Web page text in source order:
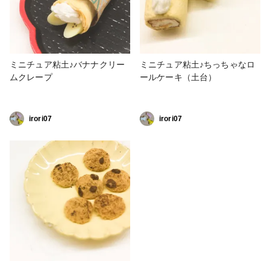
ミニチュア粘土♪バナナクリー
ムクレープ
irori07
ミニチュア粘土♪ちっちゃなロ
ールケーキ（土台）
irori07